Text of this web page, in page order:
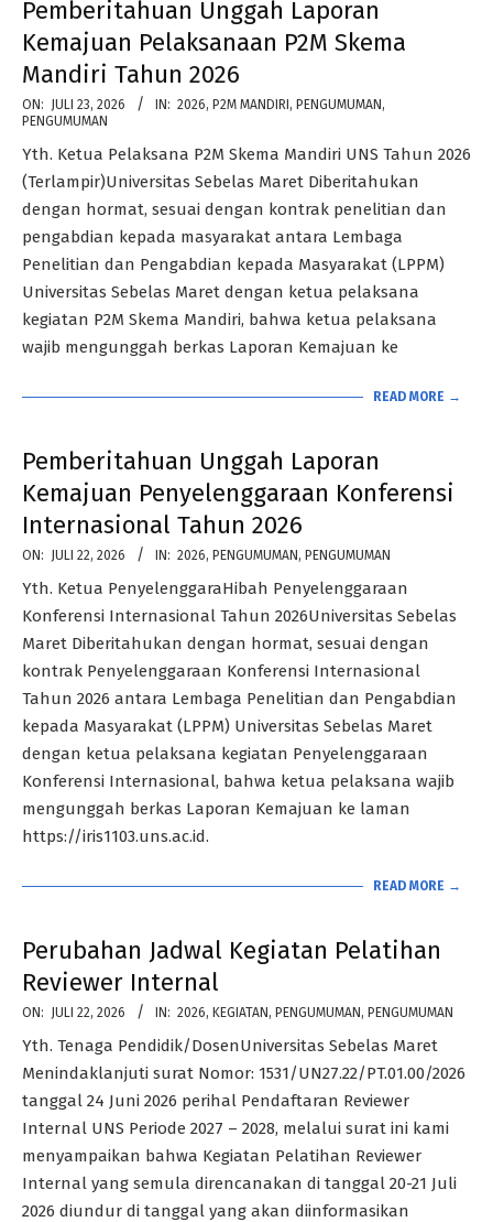
Pemberitahuan Unggah Laporan
Kemajuan Pelaksanaan P2M Skema
Mandiri Tahun 2026
2026-
07-
23
ON: JULI 23, 2026 IN: 2026, P2M MANDIRI , PENGUMUMAN ,
PENGUMUMAN
Yth. Ketua Pelaksana P2M Skema Mandiri UNS Tahun 2026
(Terlampir)Universitas Sebelas Maret Diberitahukan
dengan hormat, sesuai dengan kontrak penelitian dan
pengabdian kepada masyarakat antara Lembaga
Penelitian dan Pengabdian kepada Masyarakat (LPPM)
Universitas Sebelas Maret dengan ketua pelaksana
kegiatan P2M Skema Mandiri, bahwa ketua pelaksana
wajib mengunggah berkas Laporan Kemajuan ke
READ MORE →
Pemberitahuan Unggah Laporan
Kemajuan Penyelenggaraan Konferensi
Internasional Tahun 2026
2026-
07-
22
ON: JULI 22, 2026 IN: 2026, PENGUMUMAN , PENGUMUMAN
Yth. Ketua PenyelenggaraHibah Penyelenggaraan
Konferensi Internasional Tahun 2026Universitas Sebelas
Maret Diberitahukan dengan hormat, sesuai dengan
kontrak Penyelenggaraan Konferensi Internasional
Tahun 2026 antara Lembaga Penelitian dan Pengabdian
kepada Masyarakat (LPPM) Universitas Sebelas Maret
dengan ketua pelaksana kegiatan Penyelenggaraan
Konferensi Internasional, bahwa ketua pelaksana wajib
mengunggah berkas Laporan Kemajuan ke laman
https://iris1103.uns.ac.id.
READ MORE →
Perubahan Jadwal Kegiatan Pelatihan
Reviewer Internal
2026-
07-
22
ON: JULI 22, 2026 IN: 2026, KEGIATAN , PENGUMUMAN , PENGUMUMAN
Yth. Tenaga Pendidik/DosenUniversitas Sebelas Maret
Menindaklanjuti surat Nomor: 1531/UN27.22/PT.01.00/2026
tanggal 24 Juni 2026 perihal Pendaftaran Reviewer
Internal UNS Periode 2027 – 2028, melalui surat ini kami
menyampaikan bahwa Kegiatan Pelatihan Reviewer
Internal yang semula direncanakan di tanggal 20-21 Juli
2026 diundur di tanggal yang akan diinformasikan